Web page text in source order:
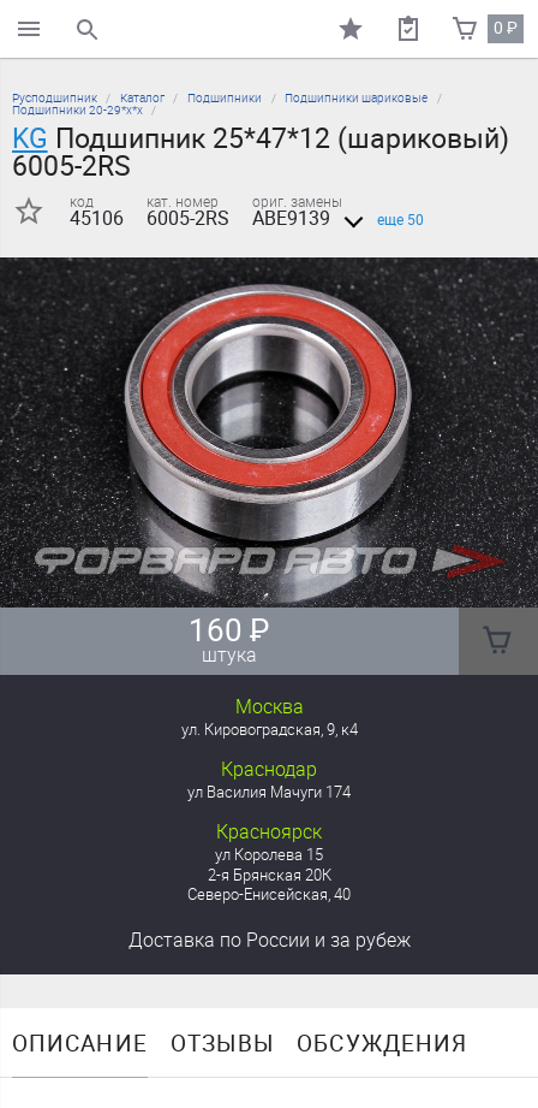
поиск по каталогу 0₽
Русподшипник Каталог Подшипники Подшипники шариковые
Подшипники 20-29*х*х
KG Подшипник 25*47*12 (шариковый)
6005-2RS
код
45106
кат. номер
6005-2RS
ориг. замены
ABE9139 еще 50
160₽
штука
Москва
ул. Кировоградская, 9, к4
Краснодар
ул Василия Мачуги 174
Красноярск
ул Королева 15
2-я Брянская 20К
Северо-Енисейская, 40
Доставка по России и за рубеж
ОПИСАНИЕ ОТЗЫВЫ ОБСУЖДЕНИЯ